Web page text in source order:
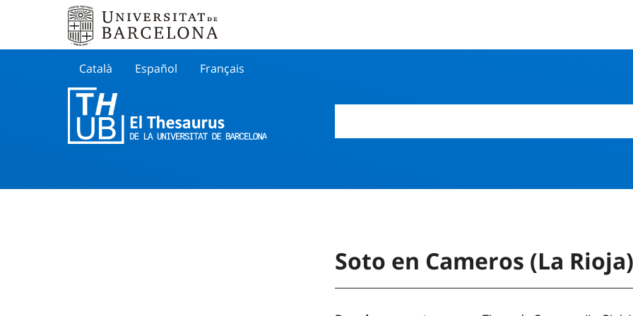
Català Español Français
Soto en Cameros (La Rioja)